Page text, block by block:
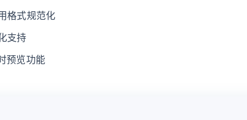
格式规范化
支持
预览功能